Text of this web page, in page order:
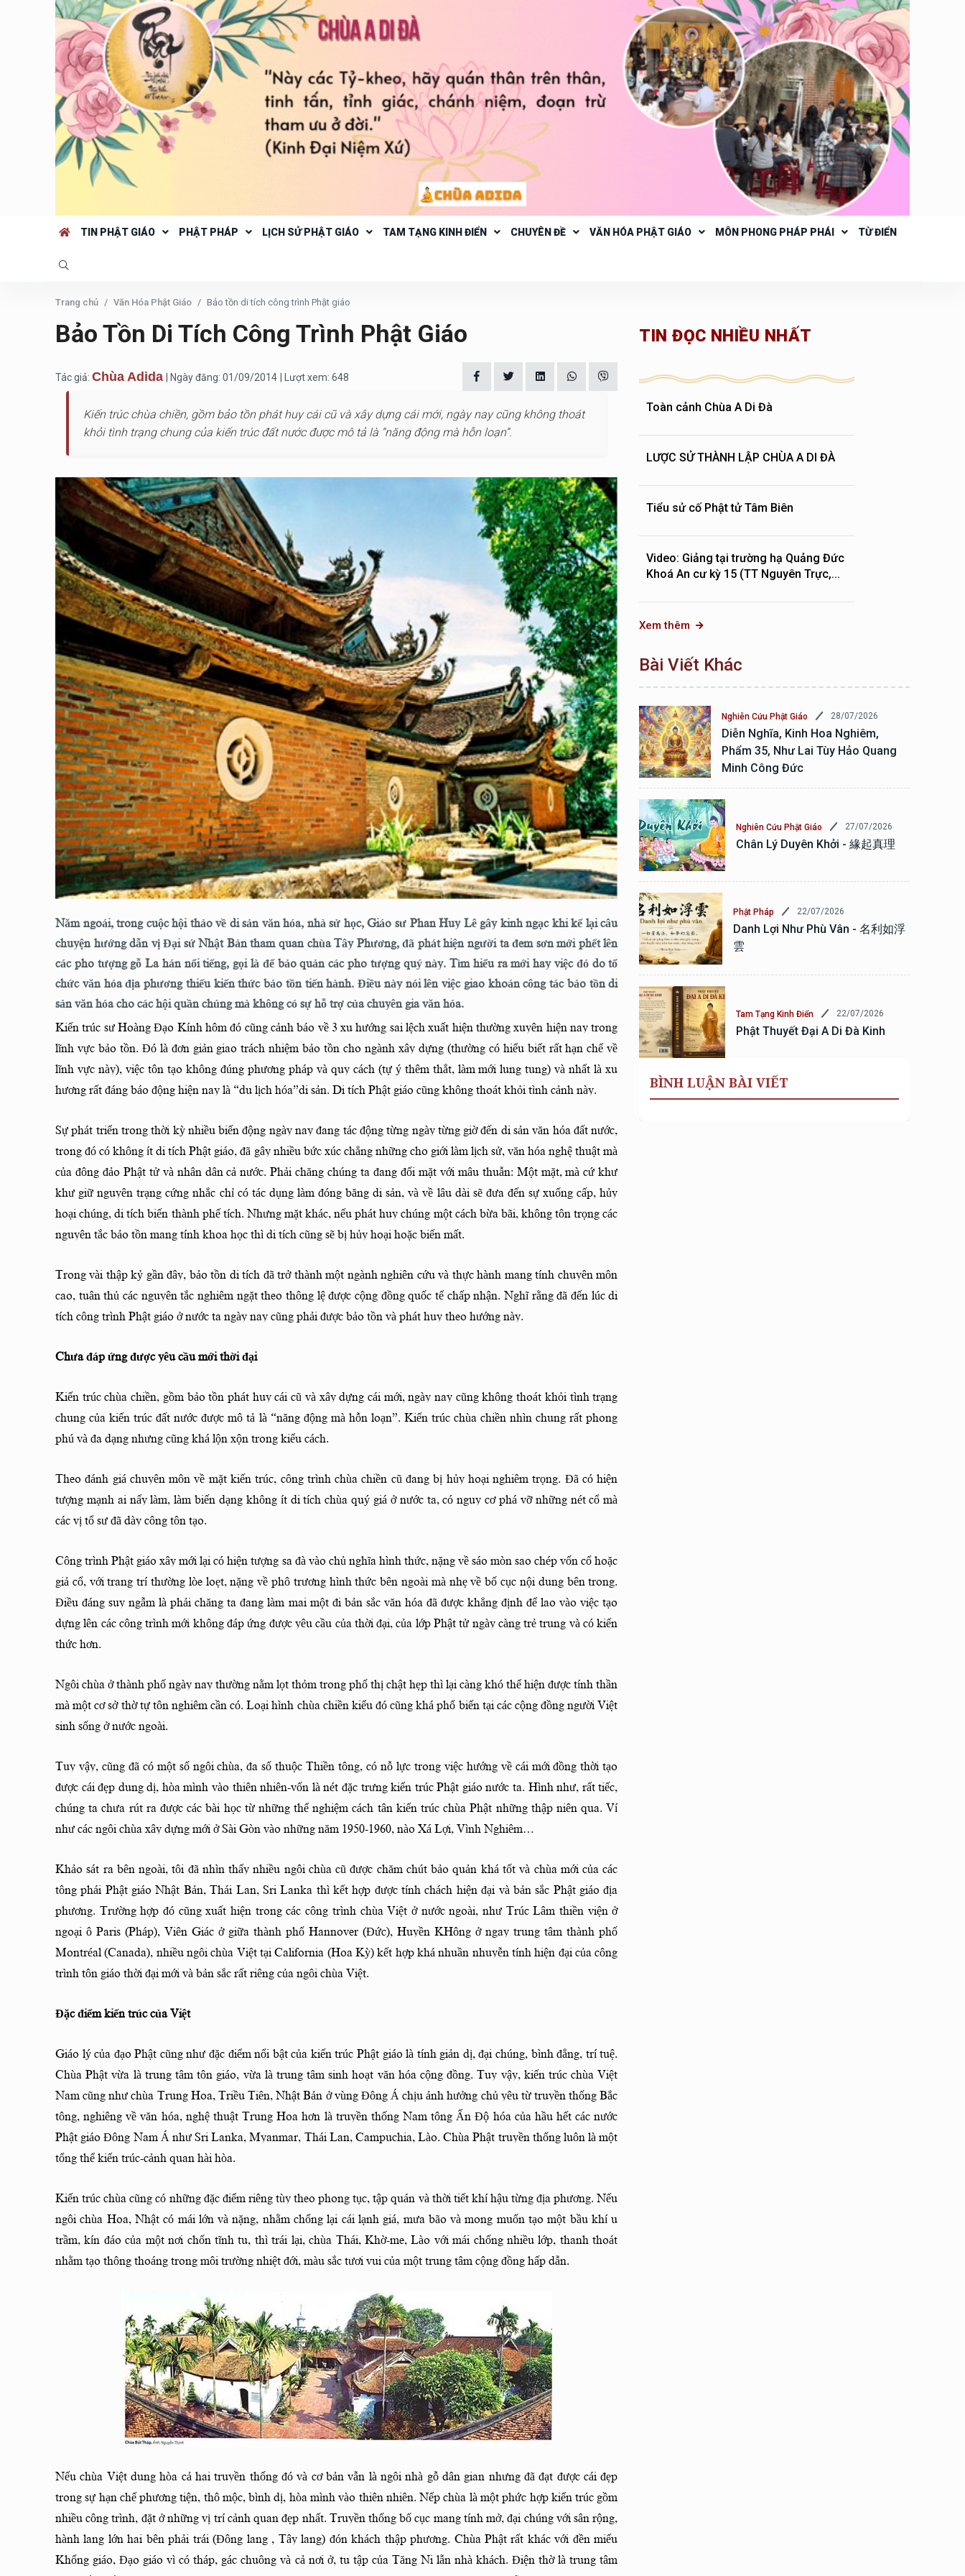
TIN PHẬT GIÁO PHẬT PHÁP LỊCH SỬ PHẬT GIÁO TAM TẠNG KINH ĐIỂN CHUYÊN ĐỀ VĂN HÓA PHẬT GIÁO MÔN PHONG PHÁP PHÁI TỪ ĐIỂN
Trang chủ Văn Hóa Phật Giáo Bảo tồn di tích công trình Phật giáo
Bảo Tồn Di Tích Công Trình Phật Giáo
Tác giả: Chùa Adida | Ngày đăng: 01/09/2014 | Lượt xem: 648
Kiến trúc chùa chiền, gồm bảo tồn phát huy cái cũ và xây dựng cái mới, ngày nay cũng không thoát
khỏi tình trạng chung của kiến trúc đất nước được mô tả là “năng động mà hỗn loạn”.
Năm ngoái, trong cuộc hội thảo về di sản văn hóa, nhà sử học, Giáo sư Phan Huy Lê gây kinh ngạc khi kể lại câu
chuyện hướng dẫn vị Đại sứ Nhật Bản tham quan chùa Tây Phương, đã phát hiện người ta đem sơn mới phết lên
các pho tượng gỗ La hán nổi tiếng, gọi là để bảo quản các pho tượng quý này. Tìm hiểu ra mới hay việc đó do tổ
chức văn hóa địa phương thiếu kiến thức bảo tồn tiến hành. Điều này nói lên việc giao khoán công tác bảo tồn di
sản văn hóa cho các hội quần chúng mà không có sự hỗ trợ của chuyên gia văn hóa.
Kiến trúc sư Hoàng Đạo Kính hôm đó cũng cảnh báo về 3 xu hướng sai lệch xuất hiện thường xuyên hiện nay trong
lĩnh vực bảo tồn. Đó là đơn giản giao trách nhiệm bảo tồn cho ngành xây dựng (thường có hiểu biết rất hạn chế về
lĩnh vực này), việc tôn tạo không đúng phương pháp và quy cách (tự ý thêm thắt, làm mới lung tung) và nhất là xu
hương rất đáng báo động hiện nay là “du lịch hóa”di sản. Di tích Phật giáo cũng không thoát khỏi tình cảnh này.
Sự phát triển trong thời kỳ nhiều biến động ngày nay đang tác động từng ngày từng giờ đến di sản văn hóa đất nước,
trong đó có không ít di tích Phật giáo, đã gây nhiều bức xúc chẳng những cho giới làm lịch sử, văn hóa nghệ thuật mà
của đông đảo Phật tử và nhân dân cả nước. Phải chăng chúng ta đang đối mặt với mâu thuẫn: Một mặt, mà cứ khư
khư giữ nguyên trạng cứng nhắc chỉ có tác dụng làm đóng băng di sản, và về lâu dài sẽ đưa đến sự xuống cấp, hủy
hoại chúng, di tích biến thành phế tích. Nhưng mặt khác, nếu phát huy chúng một cách bừa bãi, không tôn trọng các
nguyên tắc bảo tồn mang tính khoa học thì di tích cũng sẽ bị hủy hoại hoặc biến mất.
Trong vài thập kỷ gần đây, bảo tồn di tích đã trở thành một ngành nghiên cứu và thực hành mang tính chuyên môn
cao, tuân thủ các nguyên tắc nghiêm ngặt theo thông lệ được cộng đồng quốc tế chấp nhận. Nghĩ rằng đã đến lúc di
tích công trình Phật giáo ở nước ta ngày nay cũng phải được bảo tồn và phát huy theo hướng này.
Chưa đáp ứng được yêu cầu mới thời đại
Kiến trúc chùa chiền, gồm bảo tồn phát huy cái cũ và xây dựng cái mới, ngày nay cũng không thoát khỏi tình trạng
chung của kiến trúc đất nước được mô tả là “năng động mà hỗn loạn”. Kiến trúc chùa chiền nhìn chung rất phong
phú và đa dạng nhưng cũng khá lộn xộn trong kiểu cách.
Theo đánh giá chuyên môn về mặt kiến trúc, công trình chùa chiền cũ đang bị hủy hoại nghiêm trọng. Đã có hiện
tượng mạnh ai nấy làm, làm biến dạng không ít di tích chùa quý giá ở nước ta, có nguy cơ phá vỡ những nét cổ mà
các vị tổ sư đã dày công tôn tạo.
Công trình Phật giáo xây mới lại có hiện tượng sa đà vào chủ nghĩa hình thức, nặng về sáo mòn sao chép vốn cổ hoặc
giả cổ, với trang trí thường lòe loẹt, nặng về phô trương hình thức bên ngoài mà nhẹ về bố cục nội dung bên trong.
Điều đáng suy ngẫm là phải chăng ta đang làm mai một đi bản sắc văn hóa đã được khẳng định để lao vào việc tạo
dựng lên các công trình mới không đáp ứng được yêu cầu của thời đại, của lớp Phật tử ngày càng trẻ trung và có kiến
thức hơn.
Ngôi chùa ở thành phố ngày nay thường nằm lọt thỏm trong phố thị chật hẹp thì lại càng khó thể hiện được tính thần
mà một cơ sở thờ tự tôn nghiêm cần có. Loại hình chùa chiền kiểu đó cũng khá phổ biến tại các cộng đồng người Việt
sinh sống ở nước ngoài.
Tuy vậy, cũng đã có một số ngôi chùa, đa số thuộc Thiền tông, có nỗ lực trong việc hướng về cái mới đồng thời tạo
được cái đẹp dung dị, hòa mình vào thiên nhiên-vốn là nét đặc trưng kiến trúc Phật giáo nước ta. Hình như, rất tiếc,
chúng ta chưa rút ra được các bài học từ những thể nghiệm cách tân kiến trúc chùa Phật những thập niên qua. Ví
như các ngôi chùa xây dựng mới ở Sài Gòn vào những năm 1950-1960, nào Xá Lợi, Vình Nghiêm…
Khảo sát ra bên ngoài, tôi đã nhìn thấy nhiều ngôi chùa cũ được chăm chút bảo quản khá tốt và chùa mới của các
tông phái Phật giáo Nhật Bản, Thái Lan, Sri Lanka thì kết hợp được tính chách hiện đại và bản sắc Phật giáo địa
phương. Trường hợp đó cũng xuất hiện trong các công trình chùa Việt ở nước ngoài, như Trúc Lâm thiền viện ở
ngoại ô Paris (Pháp), Viên Giác ở giữa thành phố Hannover (Đức), Huyền KHông ở ngay trung tâm thành phố
Montréal (Canada), nhiều ngôi chùa Việt tại California (Hoa Kỳ) kết hợp khá nhuần nhuyễn tính hiện đại của công
trình tôn giáo thời đại mới và bản sắc rất riêng của ngôi chùa Việt.
Đặc điểm kiến trúc của Việt
Giáo lý của đạo Phật cũng như đặc điểm nổi bật của kiến trúc Phật giáo là tính giản dị, đại chúng, bình đẳng, trí tuệ.
Chùa Phật vừa là trung tâm tôn giáo, vừa là trung tâm sinh hoạt văn hóa cộng đồng. Tuy vậy, kiến trúc chùa Việt
Nam cũng như chùa Trung Hoa, Triều Tiên, Nhật Bản ở vùng Đông Á chịu ảnh hưởng chủ yêu từ truyền thống Bắc
tông, nghiêng về văn hóa, nghệ thuật Trung Hoa hơn là truyền thống Nam tông Ấn Độ hóa của hầu hết các nước
Phật giáo Đông Nam Á như Sri Lanka, Myanmar, Thái Lan, Campuchia, Lào. Chùa Phật truyền thống luôn là một
tổng thể kiến trúc-cảnh quan hài hòa.
Kiến trúc chùa cũng có những đặc điểm riêng tùy theo phong tục, tập quán và thời tiết khí hậu từng địa phương. Nếu
ngôi chùa Hoa, Nhật có mái lớn và nặng, nhằm chống lại cái lạnh giá, mưa bão và mong muốn tạo một bầu khí u
trầm, kín đáo của một nơi chốn tĩnh tu, thì trái lại, chùa Thái, Khờ-me, Lào với mái chống nhiều lớp, thanh thoát
nhằm tạo thông thoáng trong môi trường nhiệt đới, màu sắc tươi vui của một trung tâm cộng đồng hấp dẫn.
Nếu chùa Việt dung hòa cả hai truyền thống đó và cơ bản vẫn là ngôi nhà gỗ dân gian nhưng đã đạt được cái đẹp
trong sự hạn chế phương tiện, thô mộc, bình dị, hòa mình vào thiên nhiên. Nếp chùa là một phức hợp kiến trúc gồm
nhiều công trình, đặt ở những vị trí cảnh quan đẹp nhất. Truyền thống bố cục mang tính mở, đại chúng với sân rộng,
hành lang lớn hai bên phải trái (Đông lang , Tây lang) đón khách thập phương. Chùa Phật rất khác với đền miếu
Khổng giáo, Đạo giáo vì có tháp, gác chuông và cả nơi ở, tu tập của Tăng Ni lẫn nhà khách. Điện thờ là trung tâm
TIN ĐỌC NHIỀU NHẤT
Toàn cảnh Chùa A Di Đà
LƯỢC SỬ THÀNH LẬP CHÙA A DI ĐÀ
Tiểu sử cố Phật tử Tâm Biên
Video: Giảng tại trường hạ Quảng Đức
Khoá An cư kỳ 15 (TT Nguyên Trực,...
Xem thêm
Bài Viết Khác
Nghiên Cứu Phật Giáo 28/07/2026
Diễn Nghĩa, Kinh Hoa Nghiêm,
Phẩm 35, Như Lai Tùy Hảo Quang
Minh Công Đức
Nghiên Cứu Phật Giáo 27/07/2026
Chân Lý Duyên Khởi - 緣起真理
Phật Pháp 22/07/2026
Danh Lợi Như Phù Vân - 名利如浮
雲
Tam Tạng Kinh Điển 22/07/2026
Phật Thuyết Đại A Di Đà Kinh
BÌNH LUẬN BÀI VIẾT